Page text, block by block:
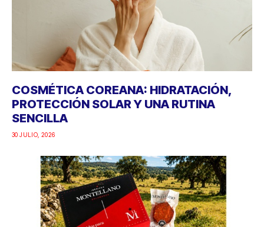
COSMÉTICA COREANA: HIDRATACIÓN,
PROTECCIÓN SOLAR Y UNA RUTINA
SENCILLA
30 JULIO, 2026